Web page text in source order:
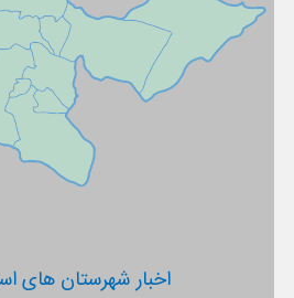
اخبار شهرستان های